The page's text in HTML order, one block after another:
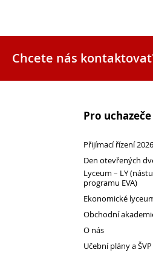
Opravné zkoušky a
uchazeče
Chcete nás
Pro uchazeče
Přijímací řízení 2026
Den otevřených
Lyceum – LY
programu EVA)
Ekonomické
Obchodní
O nás
Učební plány a ŠVP